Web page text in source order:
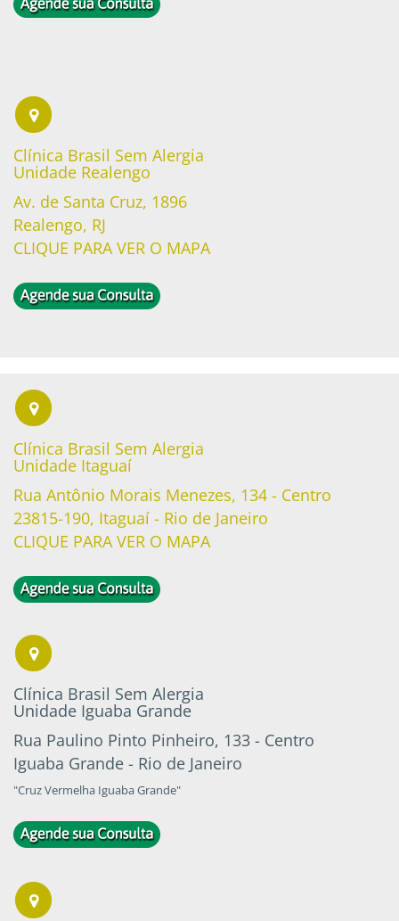
Clínica Brasil Sem Alergia
Unidade Realengo
Av. de Santa Cruz, 1896
Realengo, RJ
CLIQUE PARA VER O MAPA
Clínica Brasil Sem Alergia
Unidade Itaguaí
Rua Antônio Morais Menezes, 134 - Centro
23815-190, Itaguaí - Rio de Janeiro
CLIQUE PARA VER O MAPA
Clínica Brasil Sem Alergia
Unidade Iguaba Grande
Rua Paulino Pinto Pinheiro, 133 - Centro
Iguaba Grande - Rio de Janeiro
"Cruz Vermelha Iguaba Grande"